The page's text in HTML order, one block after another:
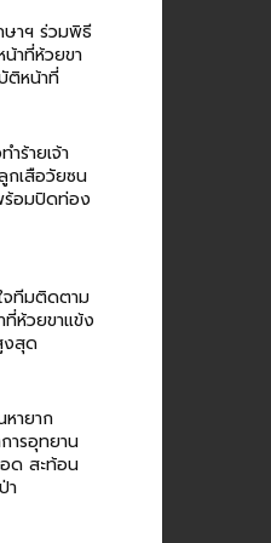
ษาฯ ร่วมพิธี
น้าที่ห้วยขา
ติหน้าที่
ร้ายเจ้า
กเสือวัยซน
ร้อมปิดท่อง
จทีมติดตาม
ที่ห้วยขาแข้ง
งสุด
ายาก
ารอุทยาน
ด สะท้อน
า